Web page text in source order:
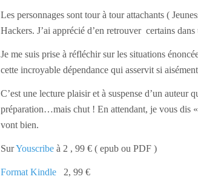
Les personnages sont tour à tour attachants (
Hackers. J’ai apprécié d’en retrouver certains
Je me suis prise à réfléchir sur les situations
cette incroyable dépendance qui asservit si
C’est une lecture plaisir et à suspense d’un auteur
préparation…mais chut ! En attendant, je vous dis
vont bien.
SurYouscribe à 2 , 99 € ( epub ou PDF )
Format Kindle 2, 99 €